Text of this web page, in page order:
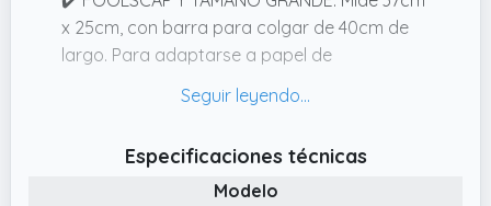
x 25cm, con barra para colgar de 40cm de
largo. Para adaptarse a papel de
mostrado más detalles en las imágenes)
ESTÁNDAR A4.
✔️ SERVICIO: Si tiene alguna pregunta o
Especificaciones técnicas
Modelo